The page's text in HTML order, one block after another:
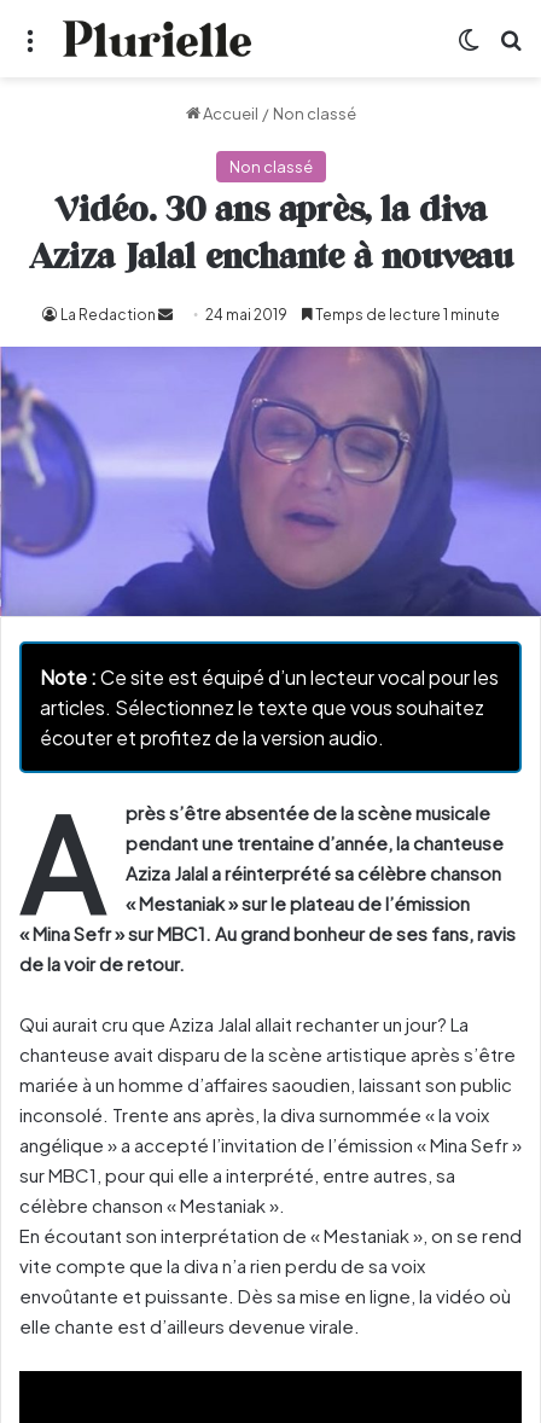
Menu
Accueil / Non classé
Non classé
Vidéo. 30 ans après, la diva
Aziza Jalal enchante à nouveau
La Redaction
Envoyer
un
24 mai 2019 Temps de lecture 1 minute
Note :Ce site est équipé d’un lecteur vocal pour les
articles. Sélectionnez le texte que vous souhaitez
écouter et profitez de la version audio.
A
près s’être absentée de la scène musicale
pendant une trentaine d’année, la chanteuse
Aziza Jalal a réinterprété sa célèbre chanson
« Mestaniak » sur le plateau de l’émission
« Mina Sefr » sur MBC1. Au grand bonheur de ses fans, ravis
de la voir de retour.
Qui aurait cru que Aziza Jalal allait rechanter un jour? La
chanteuse avait disparu de la scène artistique après s’être
mariée à un homme d’affaires saoudien, laissant son public
inconsolé. Trente ans après, la diva surnommée « la voix
angélique » a accepté l’invitation de l’émission « Mina Sefr »
sur MBC1, pour qui elle a interprété, entre autres, sa
célèbre chanson « Mestaniak ».
En écoutant son interprétation de « Mestaniak », on se rend
vite compte que la diva n’a rien perdu de sa voix
envoûtante et puissante. Dès sa mise en ligne, la vidéo où
elle chante est d’ailleurs devenue virale.